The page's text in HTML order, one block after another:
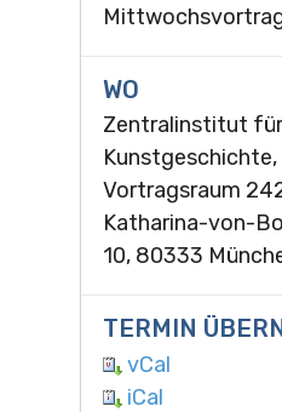
WO
Zentralinstitut für
Kunstgeschichte,
Vortragsraum
Katharina-von-
10, 80333
TERMIN
vCal
iCal